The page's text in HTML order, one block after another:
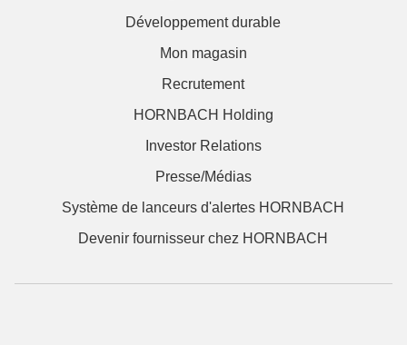
Développement durable
Mon magasin
Recrutement
HORNBACH Holding
Investor Relations
Presse/Médias
Système de lanceurs d'alertes HORNBACH
Devenir fournisseur chez HORNBACH